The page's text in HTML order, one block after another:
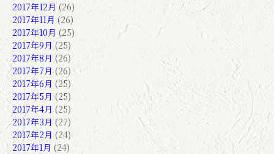
2017年12月 (26)
2017年11月 (26)
2017年10月 (25)
2017年9月 (25)
2017年8月 (26)
2017年7月 (26)
2017年6月 (25)
2017年5月 (25)
2017年4月 (25)
2017年3月 (27)
2017年2月 (24)
2017年1月 (24)